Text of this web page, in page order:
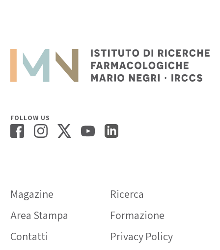
FOLLOW US
Magazine
Ricerca
Area Stampa
Formazione
Contatti
Privacy Policy